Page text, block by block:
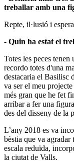
treballar amb una
Repte, il·lusió i
- Quin ha estat el
Totes les peces tenen
recordo totes d'una
destacaria el Basilisc
va ser el meu
més gran que he fet
arribar a fer una
des del disseny de la
L’any 2018 es va
bèstia que va
escala reduïda,
la ciutat de Valls.